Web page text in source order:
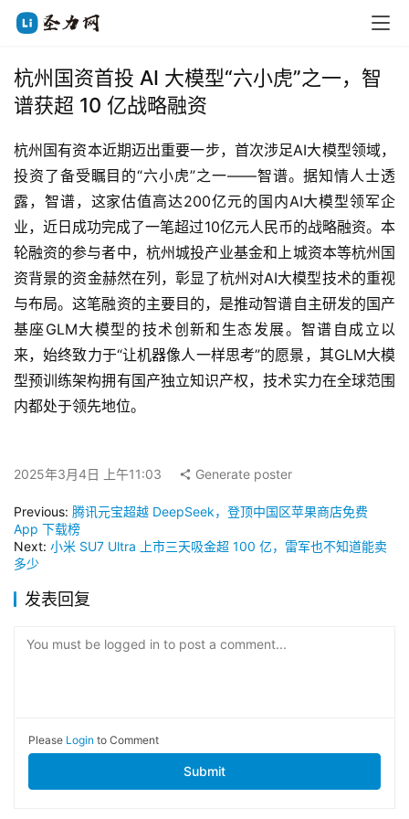
杭州国资首投 AI 大模型“六小虎”之一，智
谱获超 10 亿战略融资
杭州国有资本近期迈出重要一步，首次涉足AI大模型领域，
投资了备受瞩目的“六小虎”之一——智谱。据知情人士透
露，智谱，这家估值高达200亿元的国内AI大模型领军企
业，近日成功完成了一笔超过10亿元人民币的战略融资。本
轮融资的参与者中，杭州城投产业基金和上城资本等杭州国
资背景的资金赫然在列，彰显了杭州对AI大模型技术的重视
与布局。这笔融资的主要目的，是推动智谱自主研发的国产
基座GLM大模型的技术创新和生态发展。智谱自成立以
来，始终致力于“让机器像人一样思考”的愿景，其GLM大模
型预训练架构拥有国产独立知识产权，技术实力在全球范围
内都处于领先地位。
2025年3月4日 上午11:03 Generate poster
Previous: 腾讯元宝超越 DeepSeek，登顶中国区苹果商店免费
App 下载榜
Next: 小米 SU7 Ultra 上市三天吸金超 100 亿，雷军也不知道能卖
多少
发表回复
You must be logged in to post a comment...
Please Login to Comment
Submit